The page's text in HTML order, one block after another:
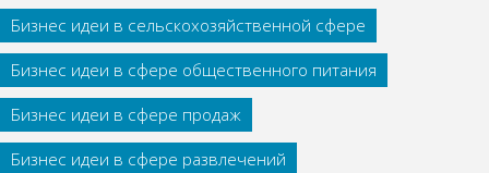
Бизнес идеи в сельскохозяйственной сфере
Бизнес идеи в сфере общественного питания
Бизнес идеи в сфере продаж
Бизнес идеи в сфере развлечений